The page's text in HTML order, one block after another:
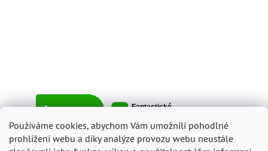
Používáme cookies, abychom Vám umožnili pohodlné
prohlížení webu a díky analýze provozu webu neustále